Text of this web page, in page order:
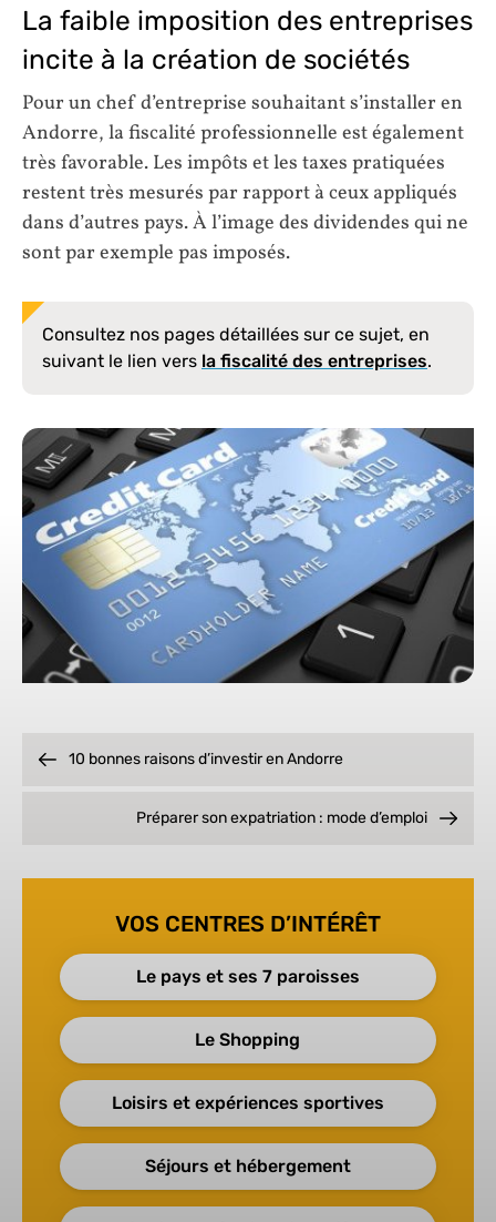
La faible imposition des entreprises
incite à la création de sociétés
Pour un chef d’entreprise souhaitant s’installer en
Andorre, la fiscalité professionnelle est également
très favorable. Les impôts et les taxes pratiquées
restent très mesurés par rapport à ceux appliqués
dans d’autres pays. À l’image des dividendes qui ne
sont par exemple pas imposés.
Consultez nos pages détaillées sur ce sujet, en
suivant le lien vers la fiscalité des entreprises.
VOS CENTRES D’INTÉRÊT
Le pays et ses 7 paroisses
Le Shopping
Loisirs et expériences sportives
Séjours et hébergement
10 bonnes raisons d’investir en Andorre
Préparer son expatriation : mode d’emploi